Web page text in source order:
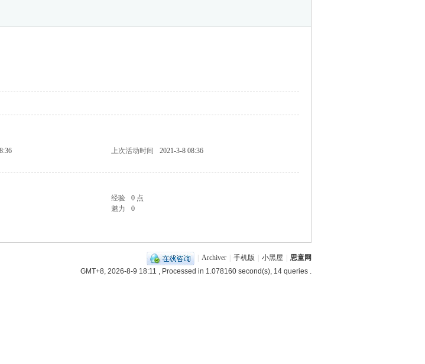
上次活动时间
2021-3-8 08:36
经验
0 点
魅力
0
Archiver 手机版 小黑屋
思童网
GMT+8, 2026-8-9 18:11 , Processed in 1.078160 second(s), 14 queries .